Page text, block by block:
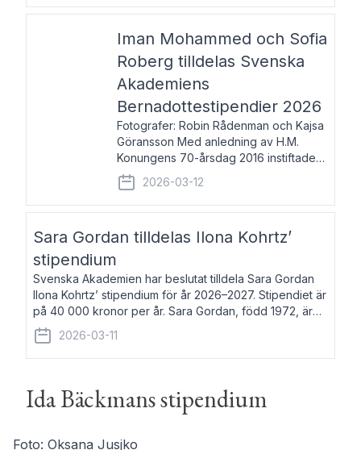
Iman Mohammed och Sofia
Roberg tilldelas Svenska
Akademiens
Bernadottestipendier 2026
Fotografer: Robin Rådenman och Kajsa
Göransson Med anledning av H.M.
Konungens 70-årsdag 2016 instiftade
fem av de kungliga akademierna det så
kallade Bernadotteprogrammet med
syfte att genom stipendier erbjuda stöd
2026-03-12
Sara Gordan tilldelas Ilona Kohrtz’
stipendium
Svenska Akademien har beslutat tilldela Sara Gordan
Ilona Kohrtz’ stipendium för år 2026–2027. Stipendiet är
på 40 000 kronor per år. Sara Gordan, född 1972, är
författare och översättare. Hon debuterade 2006 med
det prosalyriska verket En
2026-03-11
Ida Bäckmans stipendium
Foto: Oksana Jusjko